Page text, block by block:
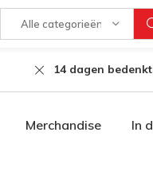
Alle categorieën
14 dagen
Merchandise In